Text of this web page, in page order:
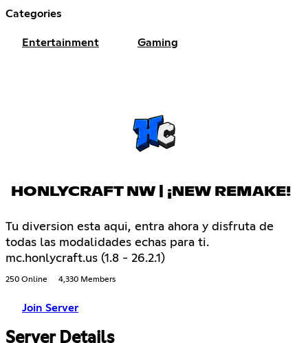
Categories
Entertainment Gaming
HONLYCRAFT NW | ¡NEW REMAKE!
Tu diversion esta aqui, entra ahora y disfruta de
todas las modalidades echas para ti.
mc.honlycraft.us (1.8 - 26.2.1)
250 Online 4,330 Members
Join Server
Server Details